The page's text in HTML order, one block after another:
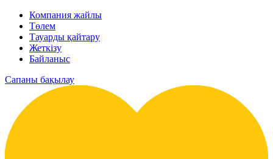
Компания жайлы
Төлем
Тауарды қайтару
Жеткізу
Байланыс
Сапаны бақылау